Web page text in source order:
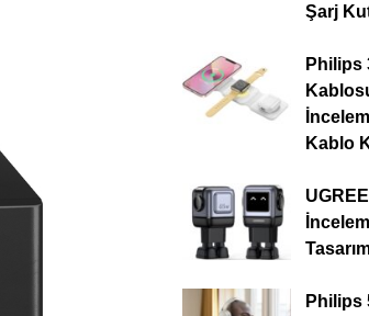
Şarj
Philips
Kablo
Philips